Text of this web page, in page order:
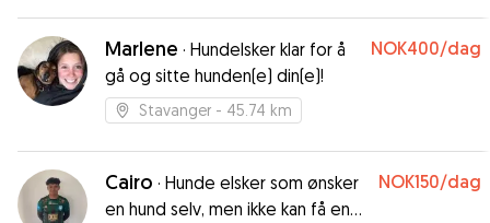
setter, ble passet en langhelg. Vi fikk
oppdateringer om at Nano fikk gode turer både
i fjell og nærmiljø, svømmetur i varmen og ellers
mye kos. Nano kommer gjerne på besøk igjen!
😊”
Marlene · Hundelsker klar for å
gå og sitte hunden(e) din(e)!
NOK400/dag
Stavanger - 45.74 km
Cairo · Hunde elsker som ønsker
en hund selv, men ikke kan få en
NOK150/dag